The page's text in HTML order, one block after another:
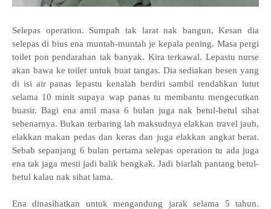
Selepas operation. Sumpah tak larat nak bangun, Kesan dia
selepas di bius ena muntah-muntah je kepala pening. Masa pergi
toilet pon pendarahan tak banyak. Kira terkawal. Lepastu nurse
akan bawa ke toilet untuk buat tangas. Dia sediakan besen yang
di isi air panas lepastu kenalah berdiri sambil rendahkan lutut
selama 10 minit supaya wap panas tu membantu mengecutkan
buasir. Bagi ena amil masa 6 bulan juga nak betul-betul sihat
sebenarnya. Bukan terbaring lah maksudnya elakkan travel jauh,
elakkan makan pedas dan keras dan juga elakkan angkat berat.
Sebab sepanjang 6 bulan pertama selepas operation tu ada juga
ena tak jaga mesti jadi balik bengkak. Jadi biarlah pantang betul-
betul kalau nak sihat lama.
Ena dinasihatkan untuk mengandung jarak selama 5 tahun.